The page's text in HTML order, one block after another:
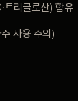
리클로산) 함유
사용 주의)